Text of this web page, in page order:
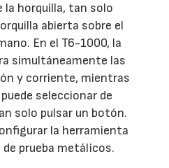
la horquilla, tan solo
abierta sobre el
En el T6-1000, la
simultáneamente las
y corriente, mientras
seleccionar de
solo pulsar un botón.
la herramienta
prueba metálicos.